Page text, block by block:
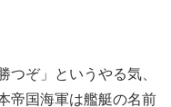
ぞ」というやる気、
帝国海軍は艦艇の名前